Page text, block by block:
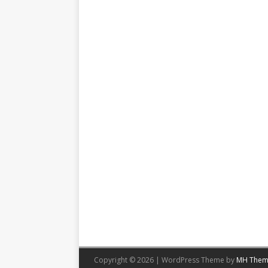
Copyright © 2026 | WordPress Theme by MH